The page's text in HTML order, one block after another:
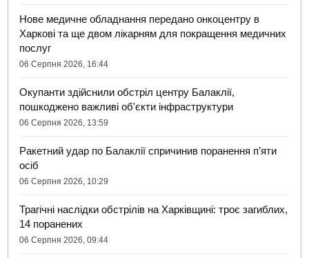
Нове медичне обладнання передано онкоцентру в
Харкові та ще двом лікарням для покращення медичних
послуг
06 Серпня 2026, 16:44
Окупанти здійснили обстріл центру Балаклії,
пошкоджено важливі об'єкти інфраструктури
06 Серпня 2026, 13:59
Ракетний удар по Балаклії спричинив поранення п’яти
осіб
06 Серпня 2026, 10:29
Трагічні наслідки обстрілів на Харківщині: троє загиблих,
14 поранених
06 Серпня 2026, 09:44